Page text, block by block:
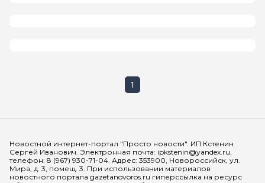
1
Новостной интернет-портал "Просто новости". ИП Кстенин
Сергей Иванович. Электронная почта: ipkstenin@yandex.ru,
телефон: 8 (967) 930-71-04. Адрес: 353900, Новороссийск, ул.
Мира, д. 3, помещ. 3. При использовании материалов
новостного портала gazetanovoros.ru гиперссылка на ресурс